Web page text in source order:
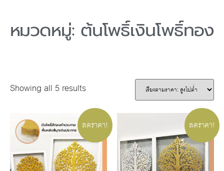
หมวดหมู่: ต้นโพธิ์เงินโพธิ์ทอง
Showing all 5 results
ลดราคา! ลดราคา!